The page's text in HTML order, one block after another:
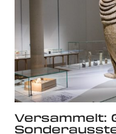
Versammelt: